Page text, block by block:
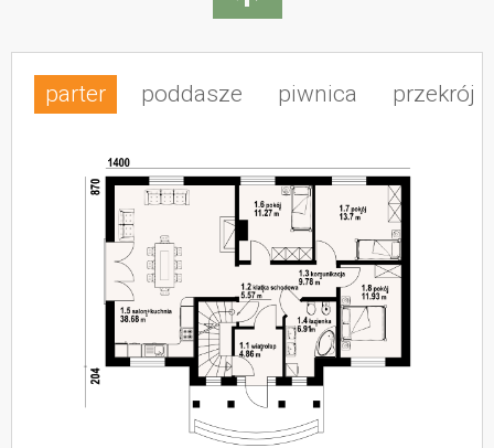
parter poddasze piwnica przekrój